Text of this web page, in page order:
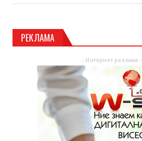
РЕКЛАМА
- Интернет реклама -